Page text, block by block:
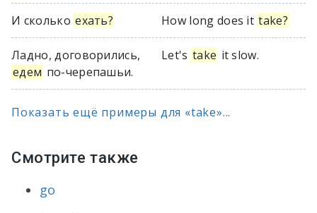
И сколько ехать? How long does it take?
Ладно, договорились,
едем по-черепашьи.
Let's take it slow.
Показать ещё примеры для «take»...
Смотрите также
go